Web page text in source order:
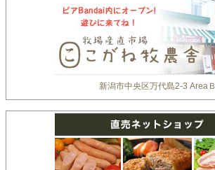
新潟市中央区万代島2-3 AreaＢ